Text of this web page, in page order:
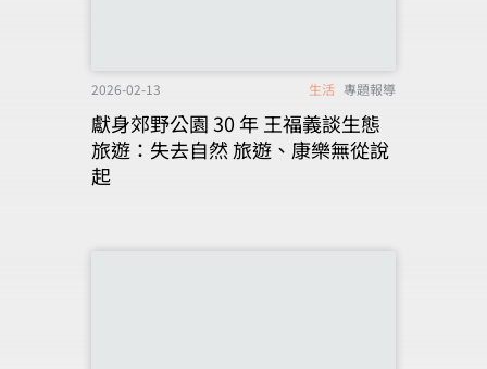
2026-02-13 生活 專題報導
獻身郊野公園 30 年 王福義談生態
旅遊：失去自然 旅遊、康樂無從說
起